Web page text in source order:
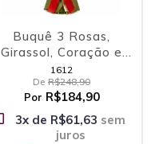
Buquê 3 Rosas,
Girassol, Coração e
Ferrero
1612
De R$248,90
Por R$184,90
3x de R$61,63 sem
juros